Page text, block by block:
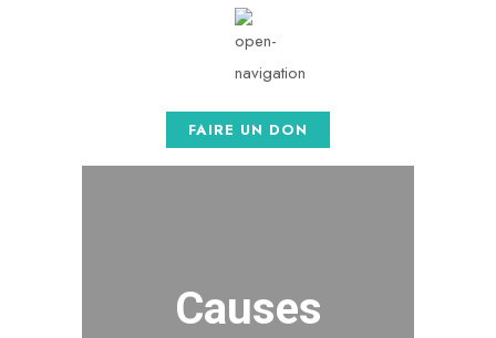
FAIRE UN DON
Causes